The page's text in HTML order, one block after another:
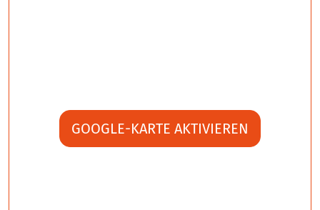
GOOGLE-KARTE AKTIVIEREN